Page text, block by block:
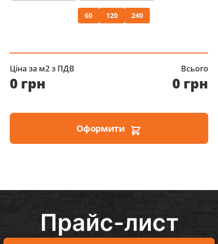
60 120 240
Ціна за м2 з ПДВ
0 грн
Всього
0 грн
Оформити
Прайс-лист